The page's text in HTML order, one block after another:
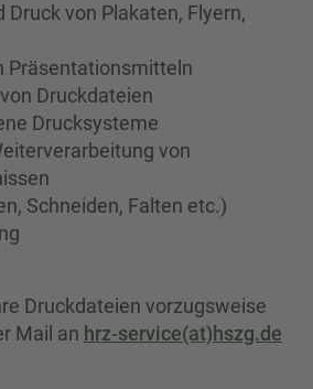
Druck von Plakaten, Flyern,
Präsentationsmitteln
Druckdateien
Drucksysteme
von
Schneiden, Falten etc.)
Druckdateien vorzugsweise
Mail an hrz-service(at)hszg.de